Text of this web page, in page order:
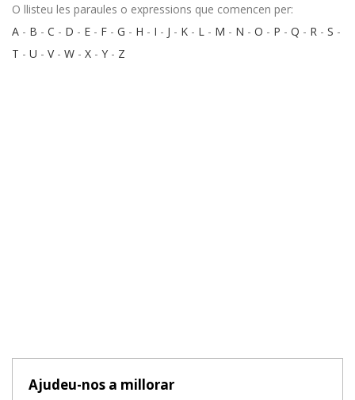
O llisteu les paraules o expressions que comencen per:
A - B - C - D - E - F - G - H - I - J - K - L - M - N - O - P - Q - R - S -
T - U - V- W - X - Y - Z
Ajudeu-nos a millorar